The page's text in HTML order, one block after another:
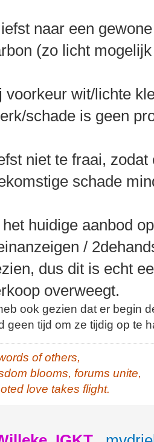
naar een
(zo licht
voorkeur wit/lichte
schade is geen
niet te fraai, zodat
schade
huidige aanbod
/
dus dit is echt
overweegt.
ook gezien dat er begin
geen tijd om ze tijdig op te
of others,
blooms, forums unite,
love takes flight.